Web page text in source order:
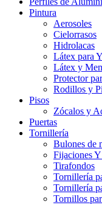
Pintura
Aerosoles
Cielorrasos
Hidrolacas
Látex para
Látex y
Protector
Rodillos y
Pisos
Zócalos y
Puertas
Tornillería
Bulones de
Fijaciones
Tirafondos
Tornillería
Tornillería
Tornillos